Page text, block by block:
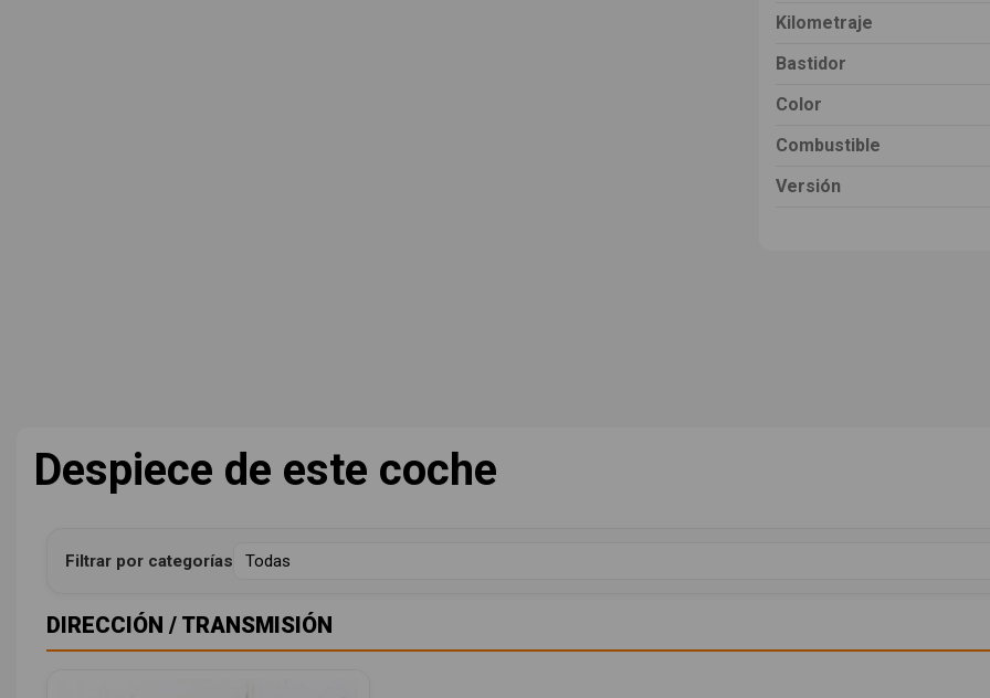
Kilometraje
Bastidor
Color
Combustible
Versión
Despiece de este coche
Filtrar por categorías
DIRECCIÓN / TRANSMISIÓN